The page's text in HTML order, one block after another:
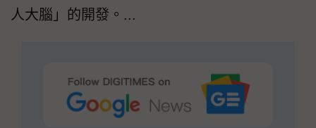
人大腦」的開發。...